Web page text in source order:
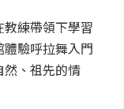
練帶領下學習
驗呼拉舞入門
然、祖先的情